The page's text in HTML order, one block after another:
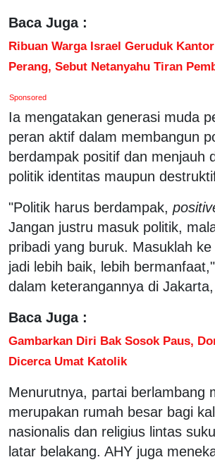
Baca Juga :
Ribuan Warga Israel Geruduk
Perang, Sebut Netanyahu Tiran
Sponsored
Ia mengatakan generasi muda
peran aktif dalam membangun
berdampak positif dan menjauh
politik identitas maupun
"Politik harus berdampak,
Jangan justru masuk politik,
pribadi yang buruk. Masuklah
jadi lebih baik, lebih
dalam keterangannya di
Baca Juga :
Gambarkan Diri Bak Sosok Paus,
Dicerca Umat Katolik
Menurutnya, partai berlambang
merupakan rumah besar bagi
nasionalis dan religius lintas
latar belakang. AHY juga